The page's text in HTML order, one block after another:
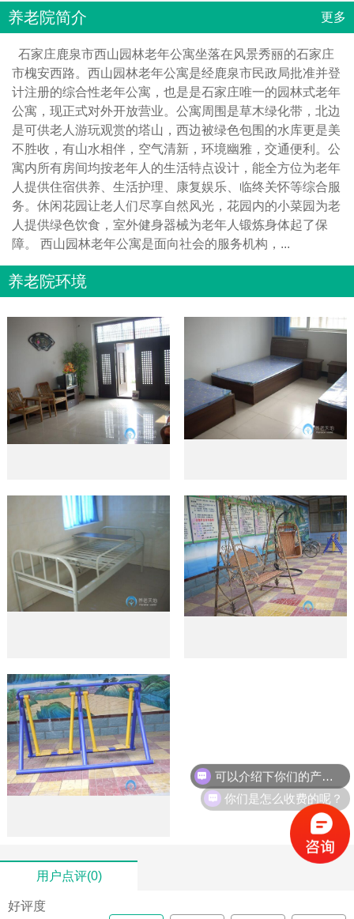
养老院简介 更多
石家庄鹿泉市西山园林老年公寓坐落在风景秀丽的石家庄
市槐安西路。西山园林老年公寓是经鹿泉市民政局批准并登
计注册的综合性老年公寓，也是是石家庄唯一的园林式老年
公寓，现正式对外开放营业。公寓周围是草木绿化带，北边
是可供老人游玩观赏的塔山，西边被绿色包围的水库更是美
不胜收，有山水相伴，空气清新，环境幽雅，交通便利。公
寓内所有房间均按老年人的生活特点设计，能全方位为老年
人提供住宿供养、生活护理、康复娱乐、临终关怀等综合服
务。休闲花园让老人们尽享自然风光，花园内的小菜园为老
人提供绿色饮食，室外健身器械为老年人锻炼身体起了保
障。 西山园林老年公寓是面向社会的服务机构，...
养老院环境
用户点评(0)
好评度
你们是怎么收费的呢？